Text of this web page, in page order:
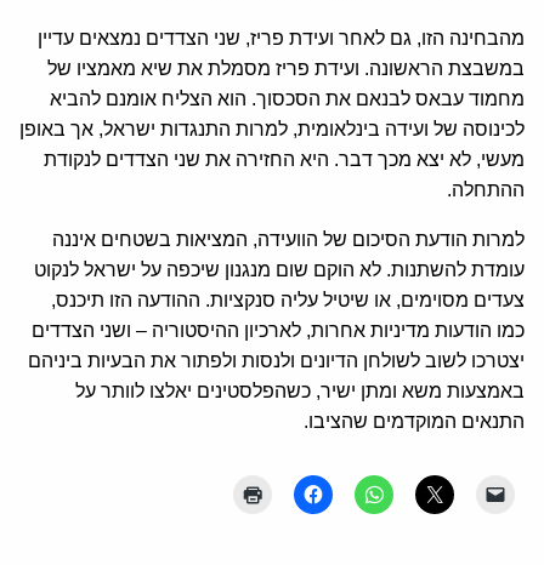
מהבחינה הזו, גם לאחר ועידת פריז, שני הצדדים נמצאים עדיין
במשבצת הראשונה. ועידת פריז מסמלת את שיא מאמציו של
מחמוד עבאס לבנאם את הסכסוך. הוא הצליח אומנם להביא
לכינוסה של ועידה בינלאומית, למרות התנגדות ישראל, אך באופן
מעשי, לא יצא מכך דבר. היא החזירה את שני הצדדים לנקודת
ההתחלה.
למרות הודעת הסיכום של הוועידה, המציאות בשטחים איננה
עומדת להשתנות. לא הוקם שום מנגנון שיכפה על ישראל לנקוט
צעדים מסוימים, או שיטיל עליה סנקציות. ההודעה הזו תיכנס,
כמו הודעות מדיניות אחרות, לארכיון ההיסטוריה – ושני הצדדים
יצטרכו לשוב לשולחן הדיונים ולנסות ולפתור את הבעיות ביניהם
באמצעות משא ומתן ישיר, כשהפלסטינים יאלצו לוותר על
התנאים המוקדמים שהציבו.